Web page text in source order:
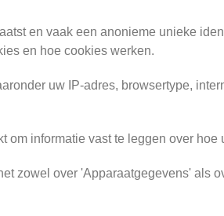
en vaak een anonieme unieke
en hoe cookies werken.
uw IP-adres, browsertype,
informatie vast te leggen over hoe
zowel over 'Apparaatgegevens' als